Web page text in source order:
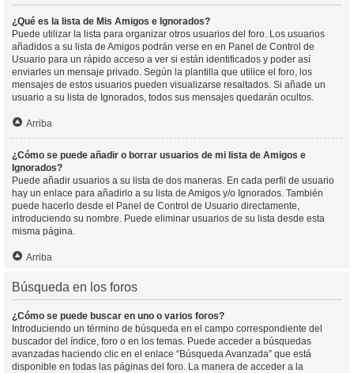
¿Qué es la lista de Mis Amigos e Ignorados?
Puede utilizar la lista para organizar otros usuarios del foro. Los usuarios
añadidos a su lista de Amigos podrán verse en en Panel de Control de
Usuario para un rápido acceso a ver si están identificados y poder así
enviarles un mensaje privado. Según la plantilla que utilice el foro, los
mensajes de estos usuarios pueden visualizarse resaltados. Si añade un
usuario a su lista de Ignorados, todos sus mensajes quedarán ocultos.
Arriba
¿Cómo se puede añadir o borrar usuarios de mi lista de Amigos e
Ignorados?
Puede añadir usuarios a su lista de dos maneras. En cada perfil de usuario
hay un enlace para añadirlo a su lista de Amigos y/o Ignorados. También
puede hacerlo desde el Panel de Control de Usuario directamente,
introduciendo su nombre. Puede eliminar usuarios de su lista desde esta
misma página.
Arriba
Búsqueda en los foros
¿Cómo se puede buscar en uno o varios foros?
Introduciendo un término de búsqueda en el campo correspondiente del
buscador del índice, foro o en los temas. Puede acceder a búsquedas
avanzadas haciendo clic en el enlace “Búsqueda Avanzada” que está
disponible en todas las páginas del foro. La manera de acceder a la